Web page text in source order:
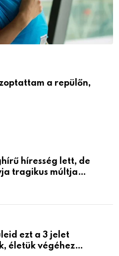
a repülőn,
híresség lett, de
tragikus múltja
ezt a 3 jelet
életük végéhez